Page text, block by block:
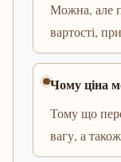
Можна, але
вартості,
Чому ціна
Тому що
вагу, а